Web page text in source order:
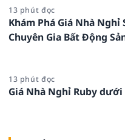
13 phút đọc
Khám Phá Giá Nhà
Chuyên Gia Bất Động
13 phút đọc
Giá Nhà Nghỉ Ruby